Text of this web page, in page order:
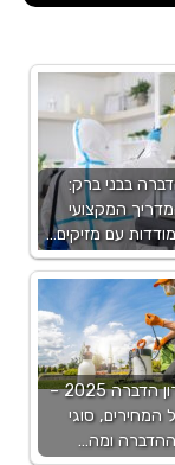
בבני ברק:
המקצועי
עם מזיקים…
מחירון הדברה 2025 –
המחירים, סוגי
ההדברה ומה…